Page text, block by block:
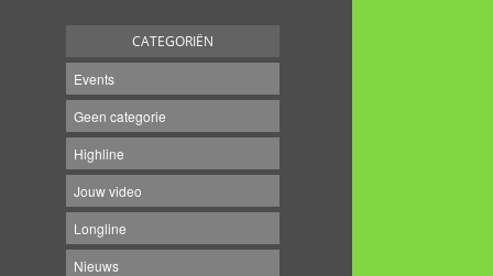
CATEGORIËN
Events
Geen categorie
Highline
Jouw video
Longline
Nieuws